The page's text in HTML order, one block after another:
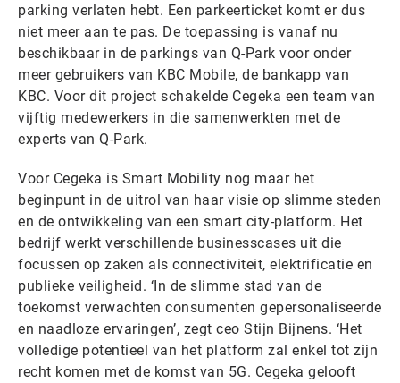
parking verlaten hebt. Een parkeerticket komt er dus
niet meer aan te pas. De toepassing is vanaf nu
beschikbaar in de parkings van Q-Park voor onder
meer gebruikers van KBC Mobile, de bankapp van
KBC. Voor dit project schakelde Cegeka een team van
vijftig medewerkers in die samenwerkten met de
experts van Q-Park.
Voor Cegeka is Smart Mobility nog maar het
beginpunt in de uitrol van haar visie op slimme steden
en de ontwikkeling van een smart city-platform. Het
bedrijf werkt verschillende businesscases uit die
focussen op zaken als connectiviteit, elektrificatie en
publieke veiligheid. ‘In de slimme stad van de
toekomst verwachten consumenten gepersonaliseerde
en naadloze ervaringen’, zegt ceo Stijn Bijnens. ‘Het
volledige potentieel van het platform zal enkel tot zijn
recht komen met de komst van 5G. Cegeka gelooft